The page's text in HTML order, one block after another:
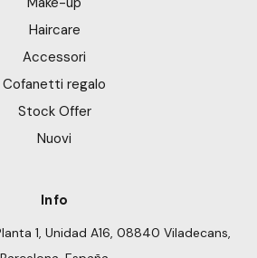
Haircare
Accessori
Cofanetti regalo
Stock Offer
Nuovi
Info
1, Unidad A16, 08840 Viladecans,